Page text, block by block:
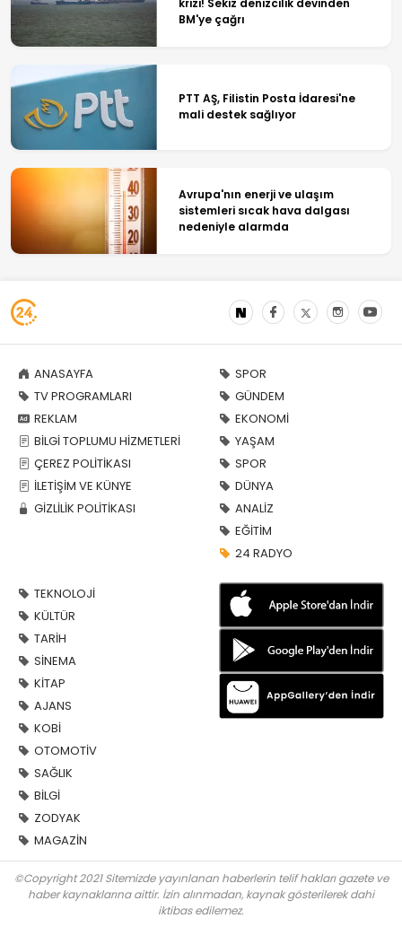
BM'ye çağrı
PTT AŞ, Filistin Posta İdaresi'ne
mali destek sağlıyor
Avrupa'nın enerji ve ulaşım
sistemleri sıcak hava dalgası
nedeniyle alarmda
ANASAYFA
TV PROGRAMLARI
REKLAM
BİLGİ TOPLUMU HİZMETLERİ
ÇEREZ POLİTİKASI
İLETİŞİM VE KÜNYE
GİZLİLİK POLİTİKASI
SPOR
GÜNDEM
EKONOMİ
YAŞAM
SPOR
DÜNYA
ANALİZ
EĞİTİM
24 RADYO
TEKNOLOJİ
KÜLTÜR
TARİH
SİNEMA
KİTAP
AJANS
KOBİ
OTOMOTİV
SAĞLIK
BİLGİ
ZODYAK
MAGAZİN
©Copyright 2021 Sitemizde yayınlanan haberlerin telif hakları gazete ve
haber kaynaklarına aittir. İzin alınmadan, kaynak gösterilerek dahi
iktibas edilemez.